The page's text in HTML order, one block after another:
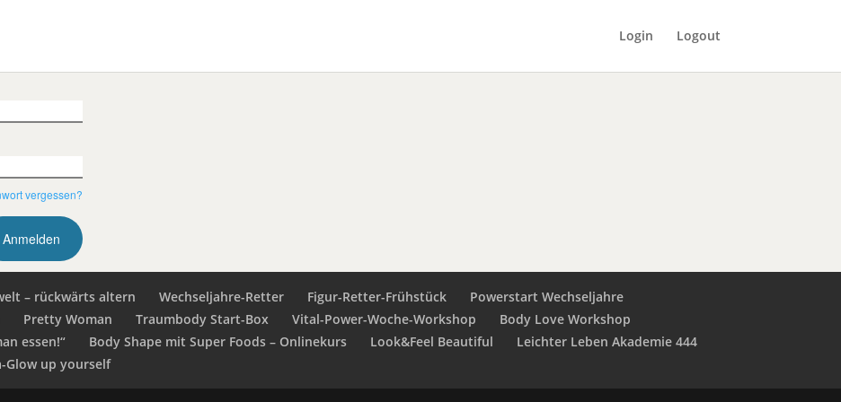
Login Logout
vergessen?
– rückwärts altern Wechseljahre-Retter Figur-Retter-Frühstück
Powerstart Wechseljahre
Pretty Woman Traumbody Start-Box Vital-Power-Woche-Workshop
Body Love Workshop
essen!“
Body Shape mit Super Foods – Onlinekurs Look&Feel Beautiful
Leichter Leben Akademie 444
Glow up yourself